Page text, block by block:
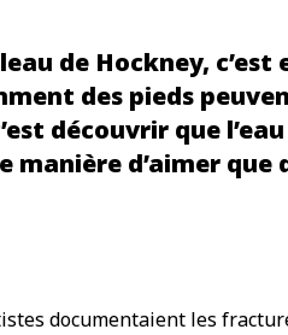
de Hockney, c’est
des pieds
découvrir que
manière d’aimer que
documentaient les